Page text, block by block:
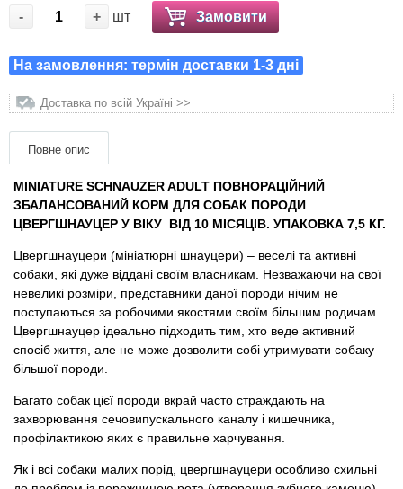
-
+ шт Замовити
На замовлення: термін доставки 1-3 дні
Доставка по всій Україні >>
Повне опис
MINIATURE SCHNAUZER ADULT ПОВНОРАЦІЙНИЙ
ЗБАЛАНСОВАНИЙ КОРМ ДЛЯ СОБАК ПОРОДИ
ЦВЕРГШНАУЦЕР У ВІКУ ВІД 10 МІСЯЦІВ. УПАКОВКА 7,5 КГ.
Цвергшнауцери (мініатюрні шнауцери) – веселі та активні
собаки, які дуже віддані своїм власникам. Незважаючи на свої
невеликі розміри, представники даної породи нічим не
поступаються за робочими якостями своїм більшим родичам.
Цвергшнауцер ідеально підходить тим, хто веде активний
спосіб життя, але не може дозволити собі утримувати собаку
більшої породи.
Багато собак цієї породи вкрай часто страждають на
захворювання сечовипускального каналу і кишечника,
профілактикою яких є правильне харчування.
Як і всі собаки малих порід, цвергшнауцери особливо схильні
Переноски, сумки, клітки
Післяопераційні засоби та витратні
матеріали
Товари для голубів
Товари для гризунів
Товари для коней
Товари для людей
Хозряд - господарчі товари оптом
Популярні зоотовари